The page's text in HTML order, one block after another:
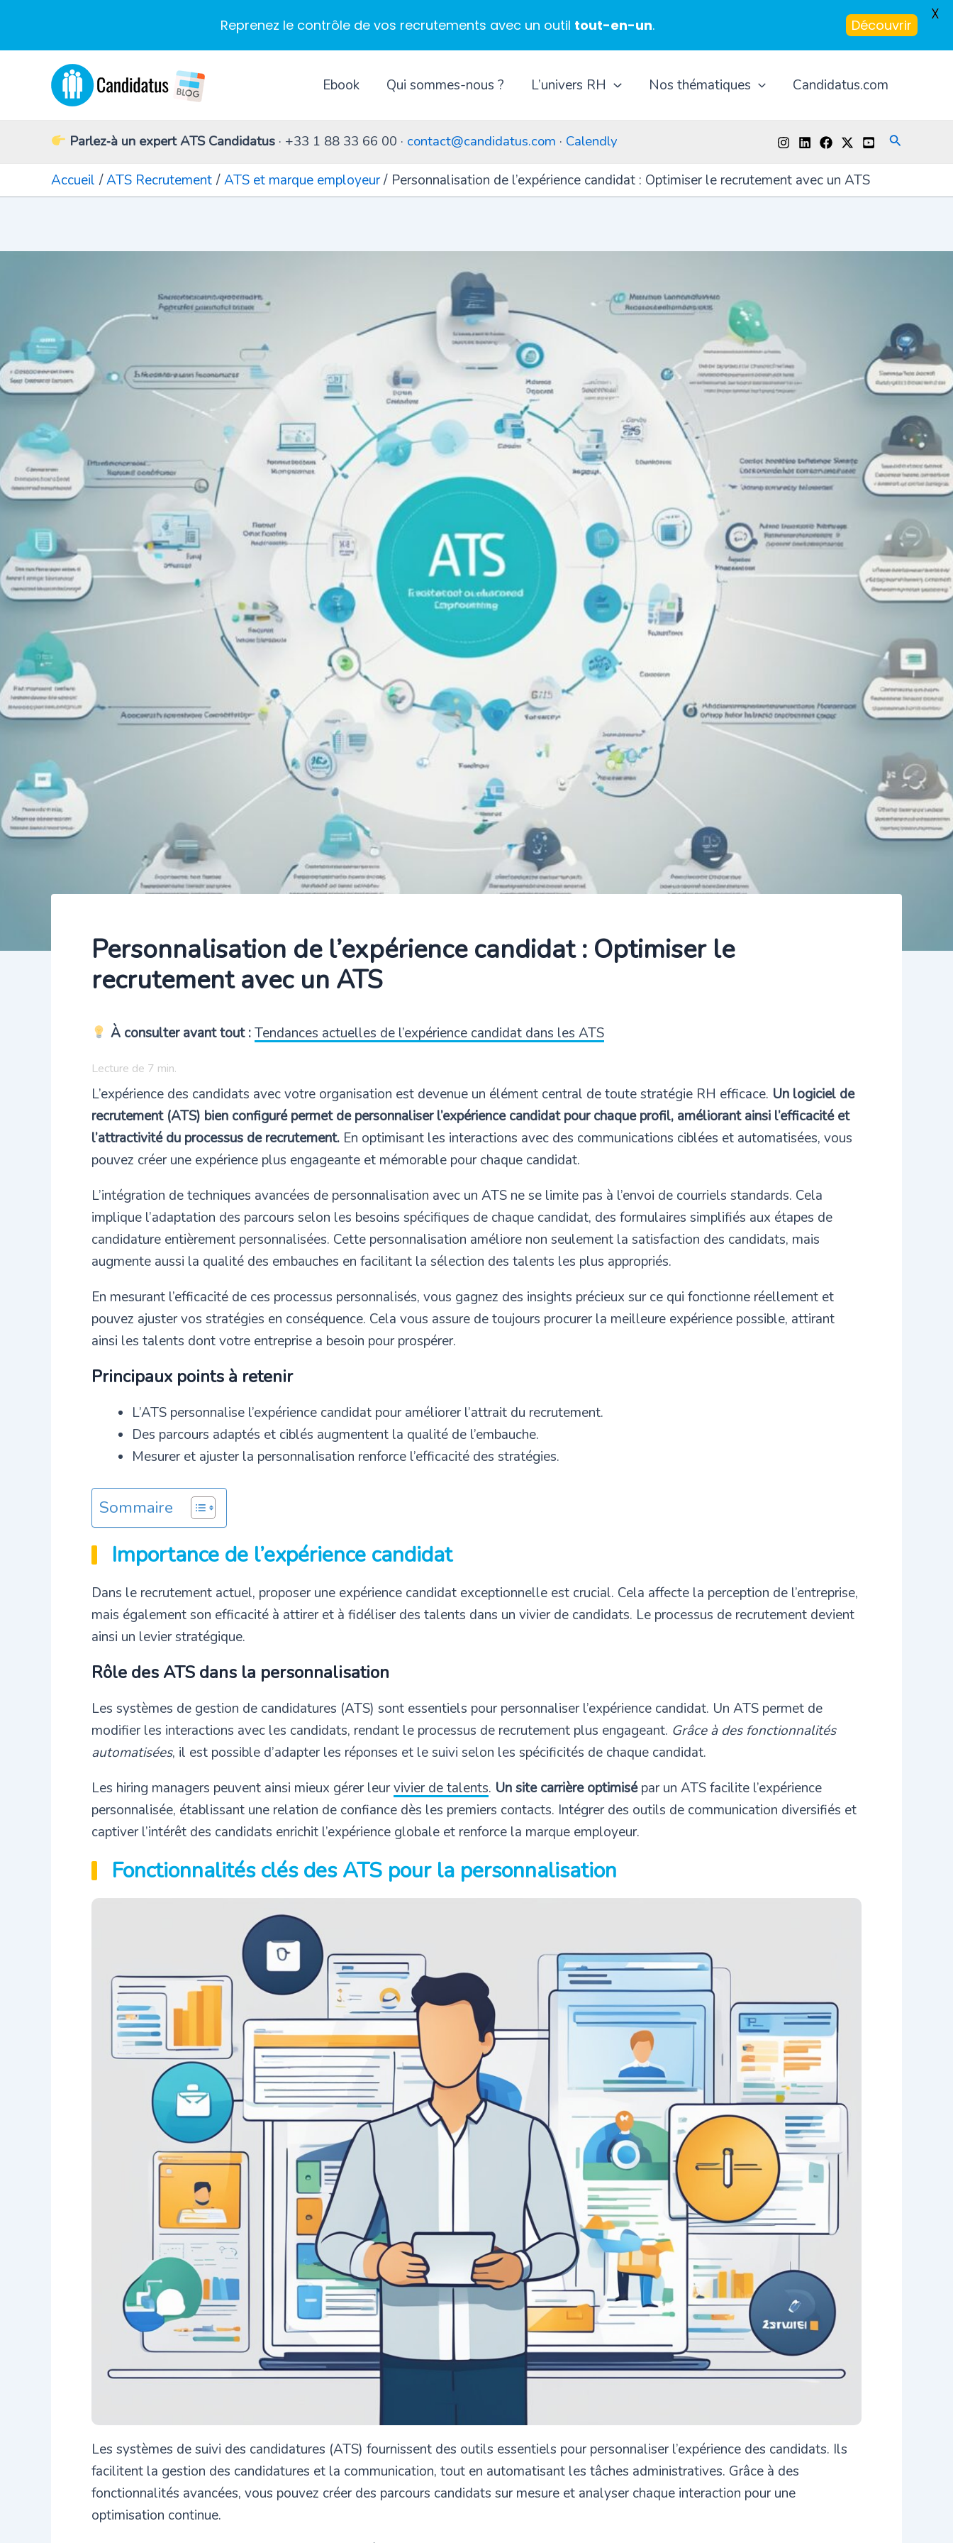
Ebook Qui sommes-nous ? L’univers RH Nos thématiques Candidatus.com
Parlez‑à un expert ATS Candidatus · +33 1 88 33 66 00 · contact@candidatus.com · Calendly Rechercher
Accueil ATS Recrutement ATS et marque employeur Personnalisation de l’expérience candidat : Optimiser le recrutement avec un ATS
Personnalisation de l’expérience candidat : Optimiser le
recrutement avec un ATS
À consulter avant tout :Tendances actuelles de l’expérience candidat dans les ATS
Lecture de 7 min.
L’expérience des candidats avec votre organisation est devenue un élément central de toute stratégie RH efficace. Un logiciel de
recrutement (ATS) bien configuré permet de personnaliser l’expérience candidat pour chaque profil, améliorant ainsi l’efficacité et
l’attractivité du processus de recrutement. En optimisant les interactions avec des communications ciblées et automatisées, vous
pouvez créer une expérience plus engageante et mémorable pour chaque candidat.
L’intégration de techniques avancées de personnalisation avec un ATS ne se limite pas à l’envoi de courriels standards. Cela
implique l’adaptation des parcours selon les besoins spécifiques de chaque candidat, des formulaires simplifiés aux étapes de
candidature entièrement personnalisées. Cette personnalisation améliore non seulement la satisfaction des candidats, mais
augmente aussi la qualité des embauches en facilitant la sélection des talents les plus appropriés.
En mesurant l’efficacité de ces processus personnalisés, vous gagnez des insights précieux sur ce qui fonctionne réellement et
pouvez ajuster vos stratégies en conséquence. Cela vous assure de toujours procurer la meilleure expérience possible, attirant
ainsi les talents dont votre entreprise a besoin pour prospérer.
Principaux points à retenir
L’ATS personnalise l’expérience candidat pour améliorer l’attrait du recrutement.
Des parcours adaptés et ciblés augmentent la qualité de l’embauche.
Mesurer et ajuster la personnalisation renforce l’efficacité des stratégies.
Sommaire
Importance de l’expérience candidat
Dans le recrutement actuel, proposer une expérience candidat exceptionnelle est crucial. Cela affecte la perception de l’entreprise,
mais également son efficacité à attirer et à fidéliser des talents dans un vivier de candidats. Le processus de recrutement devient
ainsi un levier stratégique.
Rôle des ATS dans la personnalisation
Les systèmes de gestion de candidatures (ATS) sont essentiels pour personnaliser l’expérience candidat. Un ATS permet de
modifier les interactions avec les candidats, rendant le processus de recrutement plus engageant. Grâce à des fonctionnalités
automatisées, il est possible d’adapter les réponses et le suivi selon les spécificités de chaque candidat.
Les hiring managers peuvent ainsi mieux gérer leurvivier de talents. Un site carrière optimisépar un ATS facilite l’expérience
personnalisée, établissant une relation de confiance dès les premiers contacts. Intégrer des outils de communication diversifiés et
captiver l’intérêt des candidats enrichit l’expérience globale et renforce la marque employeur.
Fonctionnalités clés des ATS pour la personnalisation
Les systèmes de suivi des candidatures (ATS) fournissent des outils essentiels pour personnaliser l’expérience des candidats. Ils
facilitent la gestion des candidatures et la communication, tout en automatisant les tâches administratives. Grâce à des
fonctionnalités avancées, vous pouvez créer des parcours candidats sur mesure et analyser chaque interaction pour une
optimisation continue.
Reprenez le contrôle de vos recrutements avec un outil tout-en-un. Découvrir
X